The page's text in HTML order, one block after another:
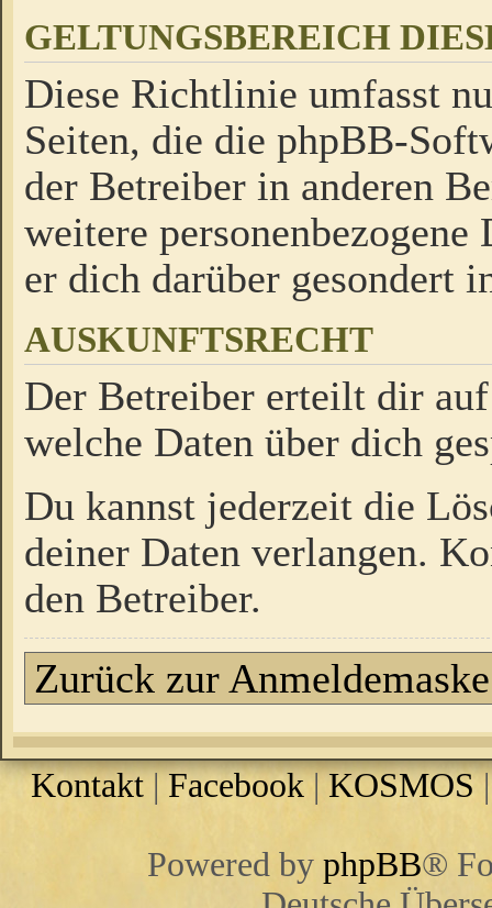
GELTUNGSBEREICH
Diese Richtlinie umfasst
Seiten, die die phpBB-
der Betreiber in anderen
weitere
er dich darüber gesondert
AUSKUNFTSRECHT
Der Betreiber erteilt dir
welche Daten über dich
Du kannst jederzeit die
deiner Daten verlangen.
den Betreiber.
Zurück zur Anmeldemaske
Kontakt | Facebook| KOSMOS
Powered by phpBB®